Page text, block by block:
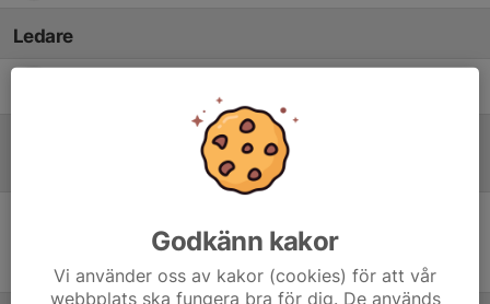
Ledare
Inget referat skrivet
Godkänn kakor
Vi använder oss av kakor (cookies) för att vår
webbplats ska fungera bra för dig. De används